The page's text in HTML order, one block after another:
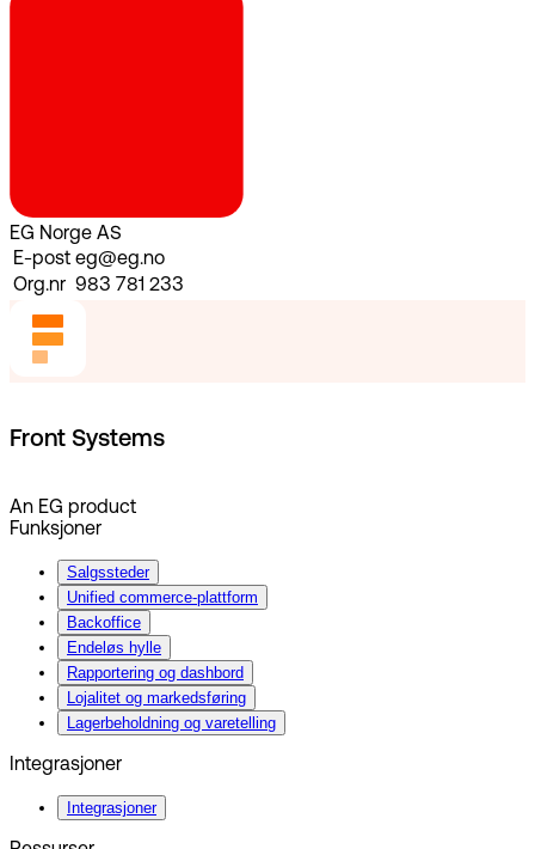
EG Norge AS
E-post eg@eg.no
Org.nr 983 781 233
Front Systems
An EG product
Funksjoner
Salgssteder
Unified commerce-plattform
Backoffice
Endeløs hylle
Rapportering og dashbord
Lojalitet og markedsføring
Lagerbeholdning og varetelling
Integrasjoner
Integrasjoner